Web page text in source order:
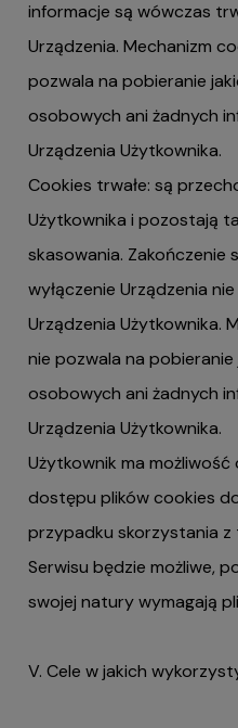
informacje są wówczas
Urządzenia. Mechanizm
pozwala na pobieranie
osobowych ani żadnych
Urządzenia Użytkownika.
Cookies trwałe: są
Użytkownika i pozostają
skasowania. Zakończenie
wyłączenie Urządzenia
Urządzenia Użytkownika.
nie pozwala na
osobowych ani żadnych
Urządzenia Użytkownika.
Użytkownik ma możliwość
dostępu plików cookies
przypadku skorzystania
Serwisu będzie możliwe,
swojej natury wymagają
V. Cele w jakich